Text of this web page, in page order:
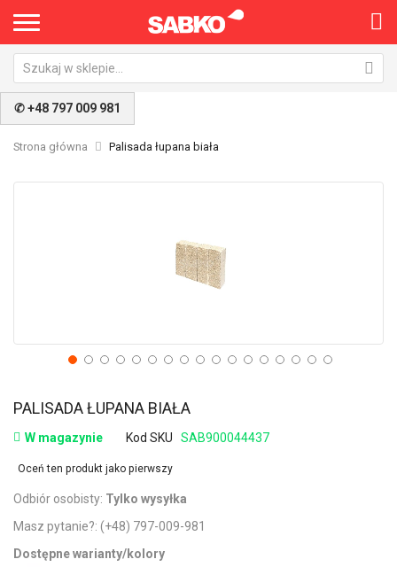
✆ +48 797 009 981
Strona główna Palisada łupana biała
PALISADA ŁUPANA BIAŁA
W magazynie Kod SKU SAB900044437
Oceń ten produkt jako pierwszy
Odbiór osobisty: Tylko wysyłka
Masz pytanie?: (+48) 797-009-981
Dostępne warianty/kolory